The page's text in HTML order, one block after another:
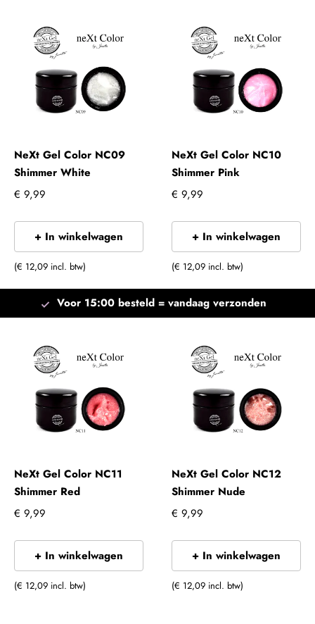
NeXt Gel Color NC09
Shimmer White
€ 9,99
+ In winkelwagen
(€ 12,09 incl. btw)
NeXt Gel Color NC10
Shimmer Pink
€ 9,99
+ In winkelwagen
(€ 12,09 incl. btw)
Voor 15:00 besteld = vandaag verzonden
NeXt Gel Color NC11
Shimmer Red
€ 9,99
+ In winkelwagen
(€ 12,09 incl. btw)
NeXt Gel Color NC12
Shimmer Nude
€ 9,99
+ In winkelwagen
(€ 12,09 incl. btw)